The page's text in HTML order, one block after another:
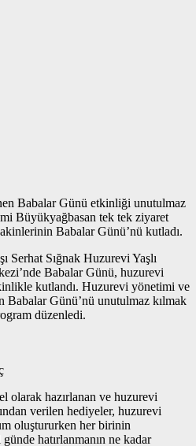
Babalar Günü etkinliği unutulmaz
Büyükyağbasan tek tek ziyaret
Babalar Günü’nü kutladı.
Serhat Sığnak Huzurevi Yaşlı
Babalar Günü, huzurevi
kutlandı. Huzurevi yönetimi ve
Günü’nü unutulmaz kılmak
düzenledi.
olarak hazırlanan ve huzurevi
verilen hediyeler, huzurevi
oluştururken her birinin
hatırlanmanın ne kadar